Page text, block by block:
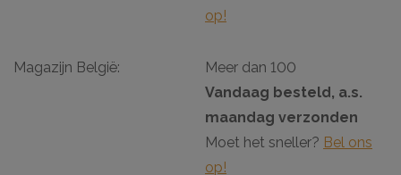
op!
Magazijn België:
Meer dan 100
Vandaag besteld, a.s.
maandag verzonden
Moet het sneller? Bel ons
op!